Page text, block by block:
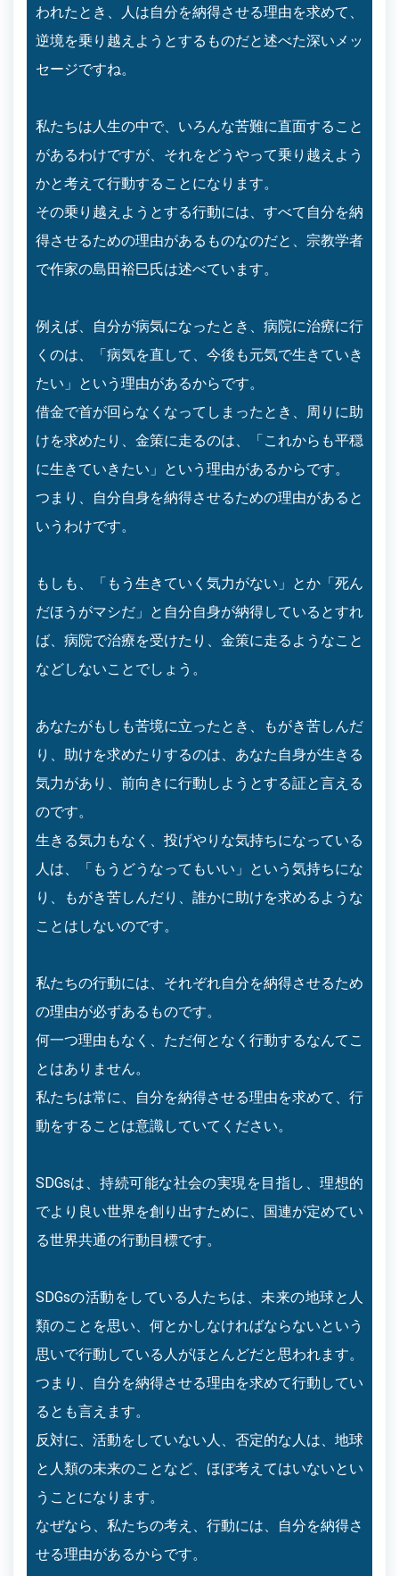
われたとき、人は自分を納得させる理由を求めて、
逆境を乗り越えようとするものだと述べた深いメッ
セージですね。
私たちは人生の中で、いろんな苦難に直面すること
があるわけですが、それをどうやって乗り越えよう
かと考えて行動することになります。
その乗り越えようとする行動には、すべて自分を納
得させるための理由があるものなのだと、宗教学者
で作家の島田裕巳氏は述べています。
例えば、自分が病気になったとき、病院に治療に行
くのは、「病気を直して、今後も元気で生きていき
たい」という理由があるからです。
借金で首が回らなくなってしまったとき、周りに助
けを求めたり、金策に走るのは、「これからも平穏
に生きていきたい」という理由があるからです。
つまり、自分自身を納得させるための理由があると
いうわけです。
もしも、「もう生きていく気力がない」とか「死ん
だほうがマシだ」と自分自身が納得しているとすれ
ば、病院で治療を受けたり、金策に走るようなこと
などしないことでしょう。
あなたがもしも苦境に立ったとき、もがき苦しんだ
り、助けを求めたりするのは、あなた自身が生きる
気力があり、前向きに行動しようとする証と言える
のです。
生きる気力もなく、投げやりな気持ちになっている
人は、「もうどうなってもいい」という気持ちにな
り、もがき苦しんだり、誰かに助けを求めるような
ことはしないのです。
私たちの行動には、それぞれ自分を納得させるため
の理由が必ずあるものです。
何一つ理由もなく、ただ何となく行動するなんてこ
とはありません。
私たちは常に、自分を納得させる理由を求めて、行
動をすることは意識していてください。
SDGsは、持続可能な社会の実現を目指し、理想的
でより良い世界を創り出すために、国連が定めてい
る世界共通の行動目標です。
SDGsの活動をしている人たちは、未来の地球と人
類のことを思い、何とかしなければならないという
思いで行動している人がほとんどだと思われます。
つまり、自分を納得させる理由を求めて行動してい
るとも言えます。
反対に、活動をしていない人、否定的な人は、地球
と人類の未来のことなど、ほぼ考えてはいないとい
うことになります。
なぜなら、私たちの考え、行動には、自分を納得さ
せる理由があるからです。